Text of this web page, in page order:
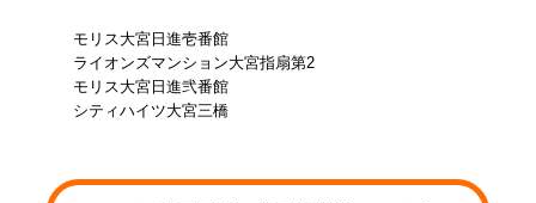
モリス大宮日進壱番館
ライオンズマンション大宮指扇第2
モリス大宮日進弐番館
シティハイツ大宮三橋